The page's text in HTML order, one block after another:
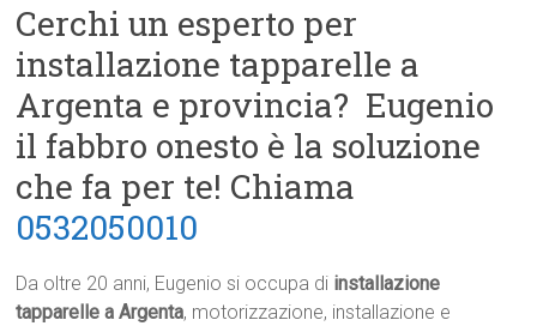
Cerchi un esperto per
installazione tapparelle a
Argenta e provincia? Eugenio
il fabbro onesto è la soluzione
che fa per te! Chiama
0532050010
Da oltre 20 anni, Eugenio si occupa di installazione
tapparelle a Argenta, motorizzazione, installazione e